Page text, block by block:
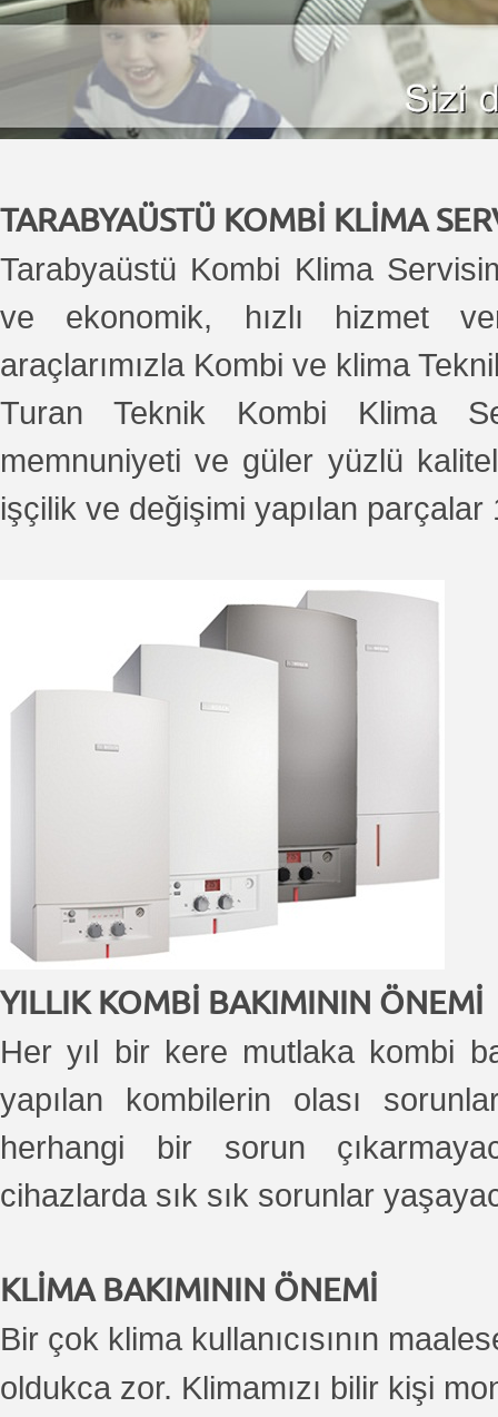
TARABYAÜSTÜ KOMBİ KLİMA
Tarabyaüstü Kombi Klima
ve ekonomik, hızlı hizmet
araçlarımızla Kombi ve klima
Turan Teknik Kombi Klima
memnuniyeti ve güler yüzlü
işçilik ve değişimi yapılan parçalar
YILLIK KOMBİ BAKIMININ ÖNEMİ
Her yıl bir kere mutlaka kombi
yapılan kombilerin olası
herhangi bir sorun
cihazlarda sık sık sorunlar
KLİMA BAKIMININ ÖNEMİ
Bir çok klima kullanıcısının
oldukca zor. Klimamızı bilir kişi